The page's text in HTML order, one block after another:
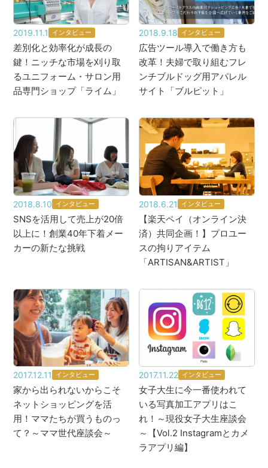
2019.11.1 インタビュー
差別化と効率化が成長の
鍵！ニッチな市場を刈り取
るユニフォーム・サロン用
品専門ショップ「ライム」
2018.9.18 インタビュー
広告ツール導入で働き方も
改革！夫婦で取り組むフレ
ンチブルドッグ用アパレル
サイト「ブルピット」
2018.8.10 インタビュー
SNSを活用して売上が20倍
以上に！創業40年下着メー
カーの新たな挑戦
2018.6.21 インタビュー
【楽天ペイ（オンライン決
済）共同企画！】プロユー
スの拘りアイテム
「ARTISAN&ARTIST」
2017.12.11 インタビュー
家から出られないからこそ
ネットショッピングを活
用！ママたちが買うものっ
て？～ママ世代座談会～
2017.11.22 インタビュー
女子大生に今一番使われて
いる写真加工アプリはこ
れ！～現役女子大生座談会
～【Vol.2 Instagramとカメ
ラアプリ編】